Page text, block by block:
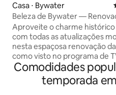
Casa ⋅ Bywater
Beleza de Bywater —
histórica em destaque na
Aproveite o charme
com todas as atualizações
nesta espaçosa renovação
como visto no programa de
Orleans Reno. A Beleza de
Rua Louisa possui uma
grande e relaxante,
Comodidades
temporada